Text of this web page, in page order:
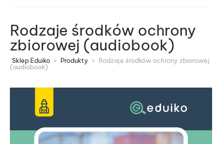
Rodzaje środków ochrony
zbiorowej (audiobook)
Sklep Eduiko > Produkty > Rodzaje środków ochrony zbiorowej
(audiobook)